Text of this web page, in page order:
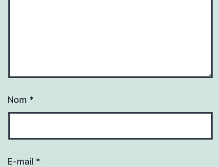
Nom *
E-mail *